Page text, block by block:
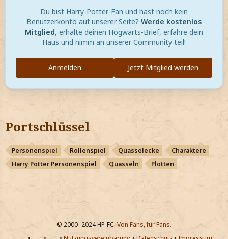
Du bist Harry-Potter-Fan und hast noch kein
Benutzerkonto auf unserer Seite? Werde kostenlos
Mitglied, erhalte deinen Hogwarts-Brief, erfahre dein
Haus und nimm an unserer Community teil!
Jetzt Mitglied werden
Anmelden
Portschlüssel
Personenspiel Rollenspiel Quasselecke
Charaktere
Harry Potter Personenspiel
Quasseln Plotten
© 2000–2024 HP-FC.Von Fans, für Fans.